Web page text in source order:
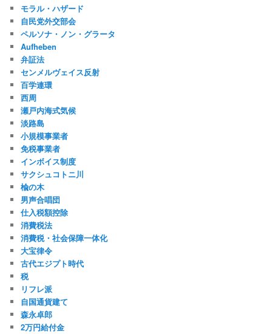
モラル・ハザード
自民党外交部会
ペルソナ・ノン・グラータ
Aufheben
弁証法
センメルヴェイス反射
百学連環
西周
瀬戸内海式気候
淡路島
小規模事業者
免税事業者
インボイス制度
サクシュコトニ川
楡の木
男声合唱団
仕入税額控除
消費税法
消費税・社会保障一体化
大宝律令
古代エジプト時代
税
リフレ派
自国通貨建て
森永卓郎
2万円給付金